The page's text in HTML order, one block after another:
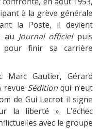
à la grève générale
la Poste, il devient
au Journal officielpuis
pour finir sa carrière
Gautier, Gérard
revue Séditionqui n’eut
de Gui Lecrot il signe
la liberté ». L’échec
avec le groupe